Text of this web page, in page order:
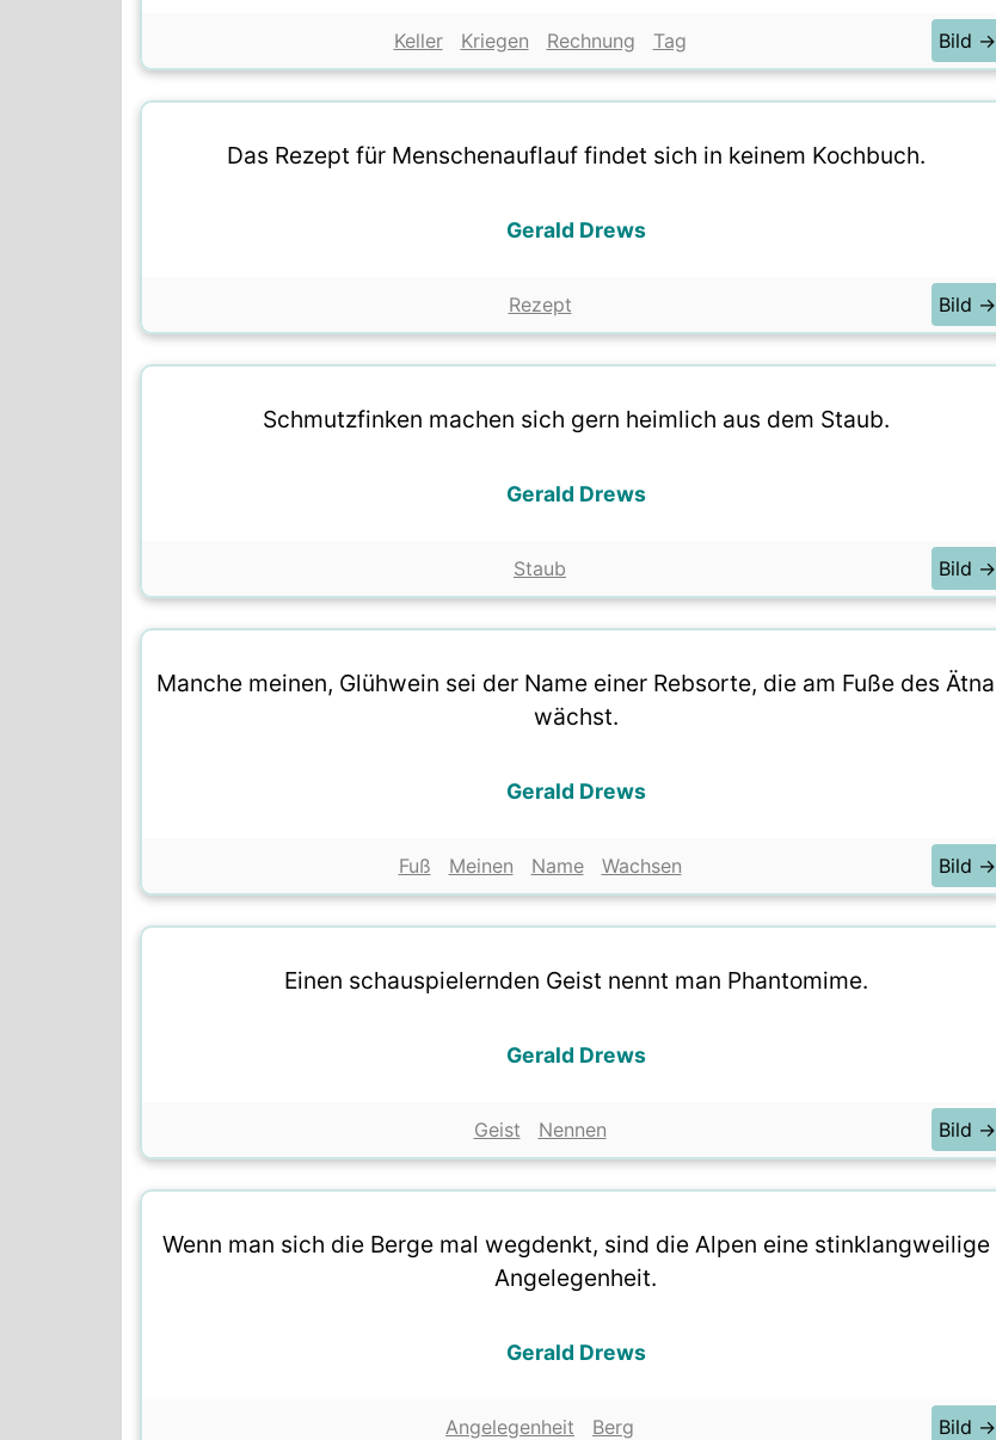
Keller Kriegen Rechnung Tag Bild →
Das Rezept für Menschenauflauf findet sich in keinem Kochbuch.
Gerald Drews
Rezept Bild →
Schmutzfinken machen sich gern heimlich aus dem Staub.
Gerald Drews
Staub Bild →
Manche meinen, Glühwein sei der Name einer Rebsorte, die am Fuße des Ätna
wächst.
Gerald Drews
Fuß Meinen Name Wachsen Bild →
Einen schauspielernden Geist nennt man Phantomime.
Gerald Drews
Geist Nennen Bild →
Wenn man sich die Berge mal wegdenkt, sind die Alpen eine stinklangweilige
Angelegenheit.
Gerald Drews
Angelegenheit Berg Bild →